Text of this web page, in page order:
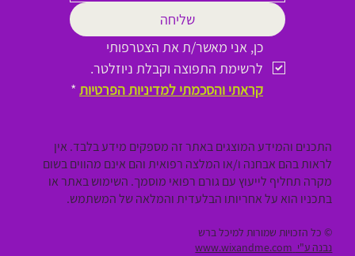
שליחה
לרשימת התפוצה וקבלת ניוזלטר.
קראתי והסכמתי למדיניות הפרטיות *
התכנים והמידע המוצגים באתר זה מספקים מידע בלבד. אין
לראות בהם אבחנה ו/או המלצה רפואית והם אינם מהווים בשום
מקרה תחליף לייעוץ עם גורם רפואי מוסמך. השימוש באתר או
בתכניו הוא על אחריותו הבלעדית והמלאה של המשתמש.
© כל הזכויות שמורות למיכל ברש
נבנה ע"י